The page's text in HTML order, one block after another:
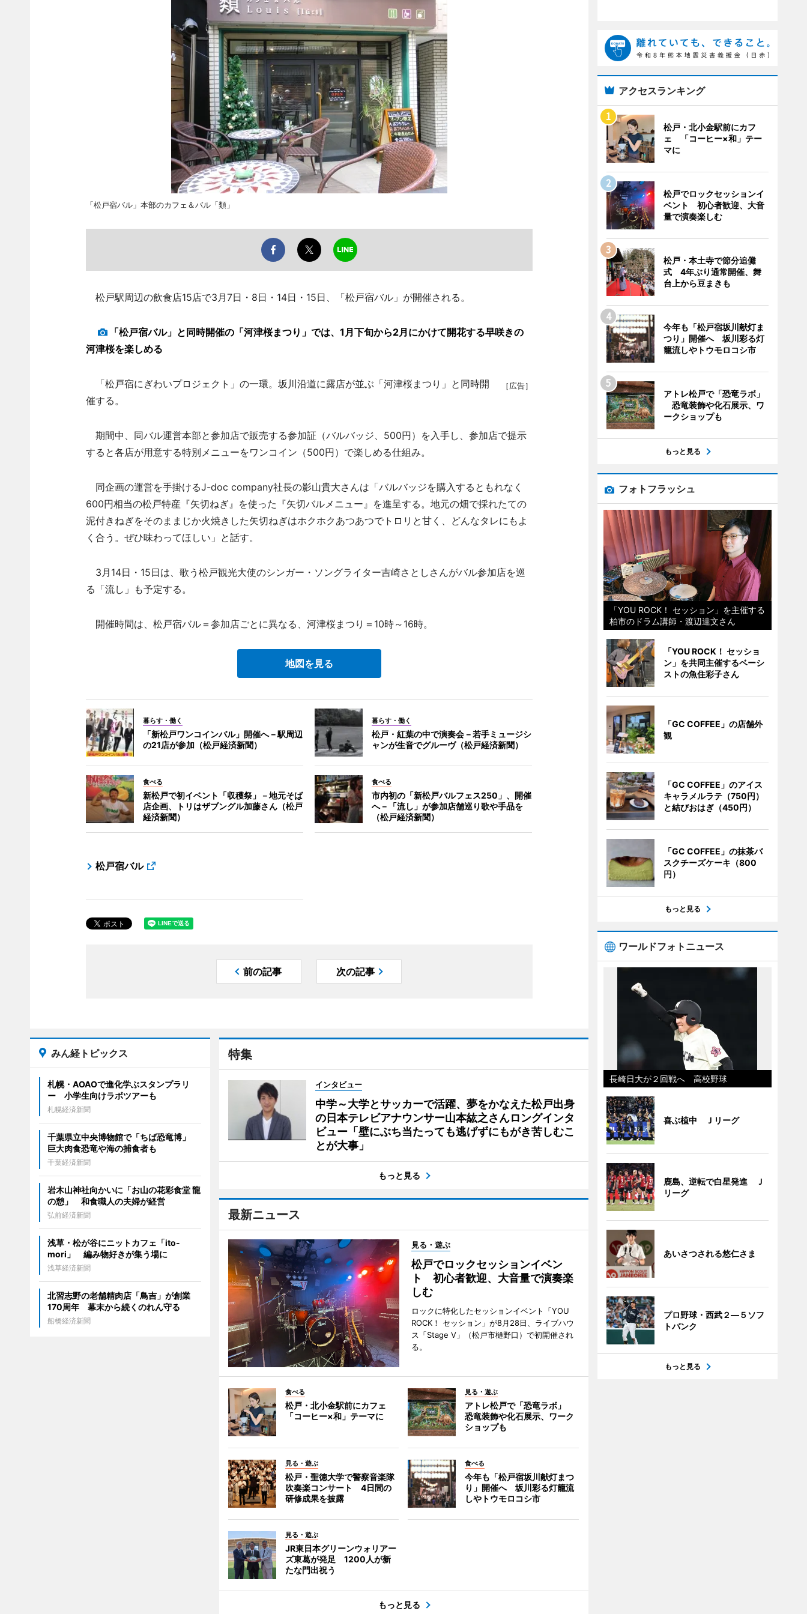
「松戸宿バル」本部のカフェ＆バル「類」
松戸駅周辺の飲食店15店で3月7日・8日・14日・15日、「松戸宿バル」が開催される。
「松戸宿バル」と同時開催の「河津桜まつり」では、1月下旬から2月にかけて開花する早咲きの
河津桜を楽しめる
［広告］
「松戸宿にぎわいプロジェクト」の一環。坂川沿道に露店が並ぶ「河津桜まつり」と同時開
催する。
期間中、同バル運営本部と参加店で販売する参加証（バルバッジ、500円）を入手し、参加店で提示
すると各店が用意する特別メニューをワンコイン（500円）で楽しめる仕組み。
同企画の運営を手掛けるJ-doc company社長の影山貴大さんは「バルバッジを購入するともれなく
600円相当の松戸特産『矢切ねぎ』を使った『矢切バルメニュー』を進呈する。地元の畑で採れたての
泥付きねぎをそのままじか火焼きした矢切ねぎはホクホクあつあつでトロリと甘く、どんなタレにもよ
く合う。ぜひ味わってほしい」と話す。
3月14日・15日は、歌う松戸観光大使のシンガー・ソングライター吉崎さとしさんがバル参加店を巡
る「流し」も予定する。
開催時間は、松戸宿バル＝参加店ごとに異なる、河津桜まつり＝10時～16時。
地図を見る
暮らす・働く
「新松戸ワンコインバル」開催へ－駅周辺
の21店が参加（松戸経済新聞）
暮らす・働く
松戸・紅葉の中で演奏会－若手ミュージシ
ャンが生音でグルーヴ（松戸経済新聞）
食べる
新松戸で初イベント「収穫祭」－地元そば
店企画、トリはザブングル加藤さん（松戸
経済新聞）
食べる
市内初の「新松戸バルフェス250」、開催
へ－「流し」が参加店舗巡り歌や手品を
（松戸経済新聞）
松戸宿バル
前の記事 次の記事
特集
インタビュー
中学～大学とサッカーで活躍、夢をかなえた松戸出身
の日本テレビアナウンサー山本紘之さんロングインタ
ビュー「壁にぶち当たっても逃げずにもがき苦しむこ
とが大事」
もっと見る
最新ニュース
見る・遊ぶ
松戸でロックセッションイベン
ト 初心者歓迎、大音量で演奏楽
しむ
ロックに特化したセッションイベント「YOU
ROCK！ セッション」が8月28日、ライブハウ
ス「Stage V」（松戸市樋野口）で初開催され
る。
食べる
松戸・北小金駅前にカフェ
「コーヒー×和」テーマに
見る・遊ぶ
アトレ松戸で「恐竜ラボ」
恐竜装飾や化石展示、ワーク
ショップも
見る・遊ぶ
松戸・聖徳大学で警察音楽隊
吹奏楽コンサート 4日間の
研修成果を披露
食べる
今年も「松戸宿坂川献灯まつ
り」開催へ 坂川彩る灯籠流
しやトウモロコシ市
見る・遊ぶ
JR東日本グリーンウォリアー
ズ東葛が発足 1200人が新
たな門出祝う
もっと見る
みん経トピックス
札幌・AOAOで進化学ぶスタンプラリ
ー 小学生向けラボツアーも
札幌経済新聞
千葉県立中央博物館で「ちば恐竜博」
巨大肉食恐竜や海の捕食者も
千葉経済新聞
岩木山神社向かいに「お山の花彩食堂 龍
の憩」 和食職人の夫婦が経営
弘前経済新聞
浅草・松が谷にニットカフェ「ito-
mori」 編み物好きが集う場に
浅草経済新聞
北習志野の老舗精肉店「鳥吉」が創業
170周年 幕末から続くのれん守る
船橋経済新聞
アクセスランキング
松戸・北小金駅前にカフ
ェ 「コーヒー×和」テー
マに
松戸でロックセッションイ
ベント 初心者歓迎、大音
量で演奏楽しむ
松戸・本土寺で節分追儺
式 4年ぶり通常開催、舞
台上から豆まきも
今年も「松戸宿坂川献灯ま
つり」開催へ 坂川彩る灯
籠流しやトウモロコシ市
アトレ松戸で「恐竜ラボ」
恐竜装飾や化石展示、ワ
ークショップも
もっと見る
フォトフラッシュ
「YOU ROCK！ セッション」を主催する
柏市のドラム講師・渡辺達文さん
「YOU ROCK！ セッショ
ン」を共同主催するベーシ
ストの魚住彩子さん
「GC COFFEE」の店舗外
観
「GC COFFEE」のアイス
キャラメルラテ（750円）
と結びおはぎ（450円）
「GC COFFEE」の抹茶バ
スクチーズケーキ（800
円）
もっと見る
ワールドフォトニュース
長崎日大が２回戦へ 高校野球
喜ぶ植中 Ｊリーグ
鹿島、逆転で白星発進 Ｊ
リーグ
あいさつされる悠仁さま
プロ野球・西武２―５ソフ
トバンク
もっと見る